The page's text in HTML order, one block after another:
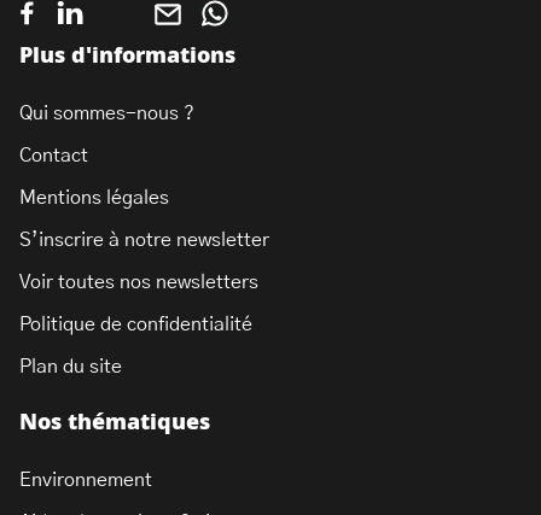
Nos thématiques
Environnement
Plus d'informations
Qui sommes-nous ?
Contact
Mentions légales
S’inscrire à notre newsletter
Voir toutes nos newsletters
Politique de confidentialité
Plan du site